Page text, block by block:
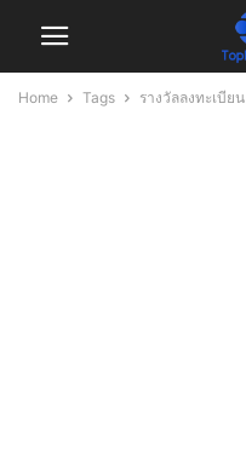
Home Tags รางวัลลงทะเบียน